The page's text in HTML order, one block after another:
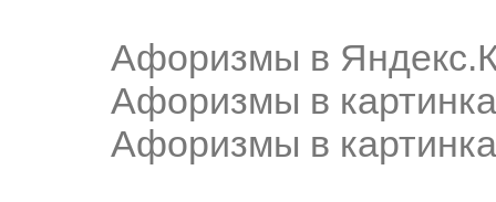
Афоризмы в
Афоризмы в
Афоризмы в